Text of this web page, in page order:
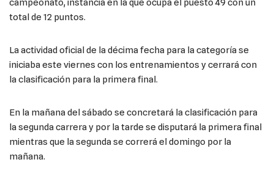
campeonato, instancia en la que ocupa el puesto 49 con un
total de 12 puntos.
La actividad oficial de la décima fecha para la categoría se
iniciaba este viernes con los entrenamientos y cerrará con
la clasificación para la primera final.
En la mañana del sábado se concretará la clasificación para
la segunda carrera y por la tarde se disputará la primera final
mientras que la segunda se correrá el domingo por la
mañana.